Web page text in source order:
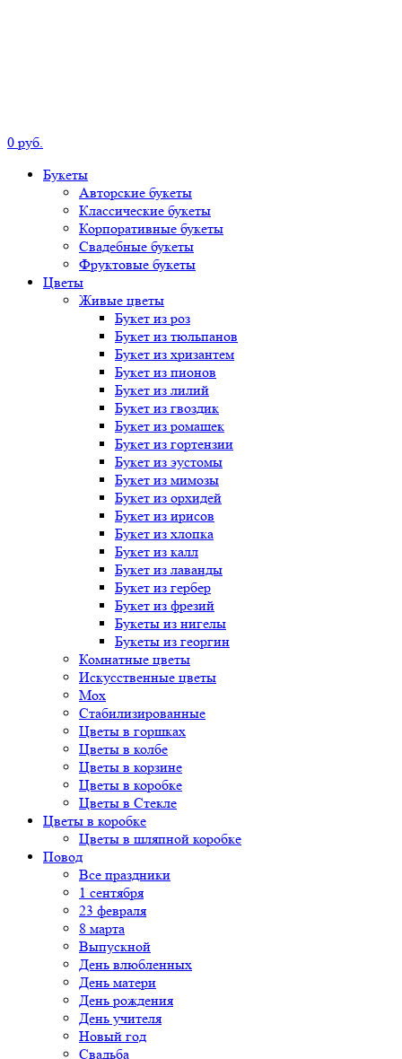
0 руб.
Букеты
Авторские букеты
Классические букеты
Корпоративные букеты
Свадебные букеты
Фруктовые букеты
Цветы
Живые цветы
Букет из роз
Букет из тюльпанов
Букет из хризантем
Букет из пионов
Букет из лилий
Букет из гвоздик
Букет из ромашек
Букет из гортензии
Букет из эустомы
Букет из мимозы
Букет из орхидей
Букет из ирисов
Букет из хлопка
Букет из калл
Букет из лаванды
Букет из гербер
Букет из фрезий
Букеты из нигелы
Букеты из георгин
Комнатные цветы
Искусственные цветы
Мох
Стабилизированные
Цветы в горшках
Цветы в колбе
Цветы в корзине
Цветы в коробке
Цветы в Стекле
Цветы в коробке
Цветы в шляпной коробке
Повод
Все праздники
1 сентября
23 февраля
8 марта
Выпускной
День влюбленных
День матери
День рождения
День учителя
Новый год
Свадьба